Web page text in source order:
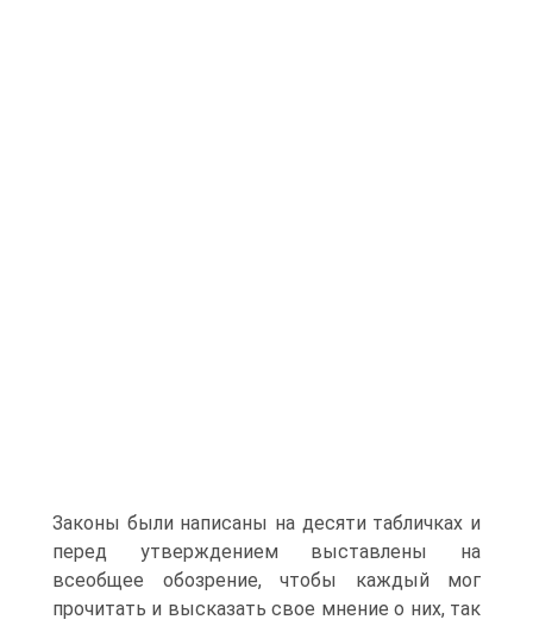
Законы были написаны на десяти табличках и
перед утверждением выставлены на
всеобщее обозрение, чтобы каждый мог
прочитать и высказать свое мнение о них, так